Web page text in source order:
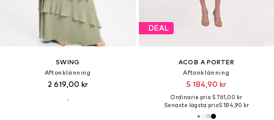
SWING
Aftonklänning
2 619,00 kr
DEAL
ACOB A PORTER
Aftonklänning
5 184,90 kr
Ordinarie pris: 5 761,00 kr
Senaste lägsta pris:5 184,90 kr